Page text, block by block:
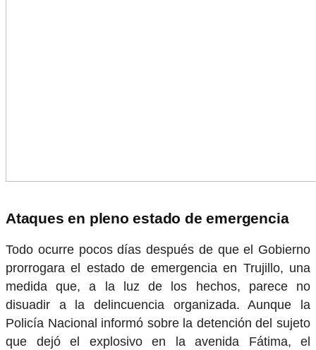
Ataques en pleno estado de emergencia
Todo ocurre pocos días después de que el Gobierno
prorrogara el estado de emergencia en Trujillo, una
medida que, a la luz de los hechos, parece no
disuadir a la delincuencia organizada. Aunque la
Policía Nacional informó sobre la detención del sujeto
que dejó el explosivo en la avenida Fátima, el